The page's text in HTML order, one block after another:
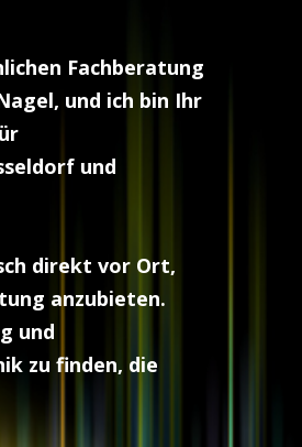
Fachberatung
und ich bin Ihr
und
direkt vor Ort,
anzubieten.
und
zu finden, die